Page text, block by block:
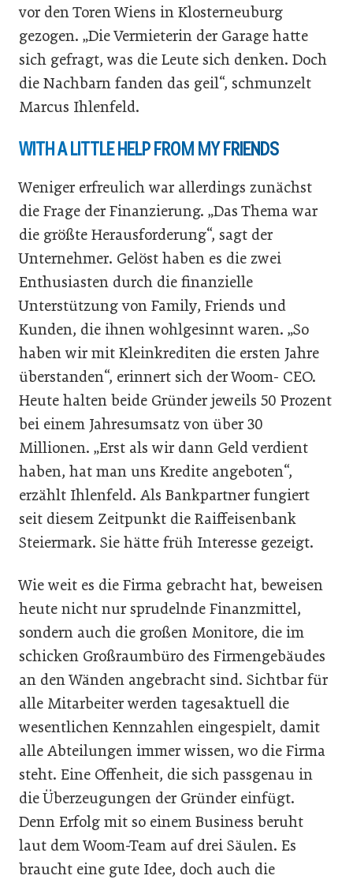
vor den Toren Wiens in Klosterneuburg
gezogen. „Die Vermieterin der Garage hatte
sich gefragt, was die Leute sich denken. Doch
die Nachbarn fanden das geil“, schmunzelt
Marcus Ihlenfeld.
WITH A LITTLE HELP FROM MY FRIENDS
Weniger erfreulich war allerdings zunächst
die Frage der Finanzierung. „Das Thema war
die größte Herausforderung“, sagt der
Unternehmer. Gelöst haben es die zwei
Enthusiasten durch die finanzielle
Unterstützung von Family, Friends und
Kunden, die ihnen wohlgesinnt waren. „So
haben wir mit Kleinkrediten die ersten Jahre
überstanden“, erinnert sich der Woom- CEO.
Heute halten beide Gründer jeweils 50 Prozent
bei einem Jahresumsatz von über 30
Millionen. „Erst als wir dann Geld verdient
haben, hat man uns Kredite angeboten“,
erzählt Ihlenfeld. Als Bankpartner fungiert
seit diesem Zeitpunkt die Raiffeisenbank
Steiermark. Sie hätte früh Interesse gezeigt.
Wie weit es die Firma gebracht hat, beweisen
heute nicht nur sprudelnde Finanzmittel,
sondern auch die großen Monitore, die im
schicken Großraumbüro des Firmengebäudes
an den Wänden angebracht sind. Sichtbar für
alle Mitarbeiter werden tagesaktuell die
wesentlichen Kennzahlen eingespielt, damit
alle Abteilungen immer wissen, wo die Firma
steht. Eine Offenheit, die sich passgenau in
die Überzeugungen der Gründer einfügt.
Denn Erfolg mit so einem Business beruht
laut dem Woom-Team auf drei Säulen. Es
braucht eine gute Idee, doch auch die